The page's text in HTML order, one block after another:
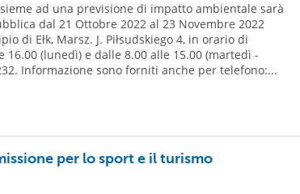
ad una previsione di impatto ambientale sarà
dal 21 Ottobre 2022 al 23 Novembre 2022
di Ełk, Marsz. J. Piłsudskiego 4, in orario di
16.00 (lunedì) e dalle 8.00 alle 15.00 (martedì -
Informazione sono forniti anche per telefono:...
per lo sport e il turismo